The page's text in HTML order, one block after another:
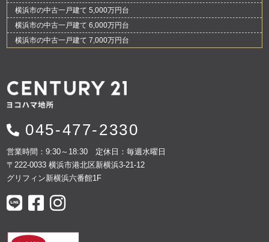
横浜市の中古一戸建て 5,000万円台
横浜市の中古一戸建て 6,000万円台
横浜市の中古一戸建て 7,000万円台
045-477-2330
営業時間：9:30～18:30 定休日：毎週水曜日
〒222-0033 横浜市港北区新横浜3-21-12
グリフィン新横浜六番館1F